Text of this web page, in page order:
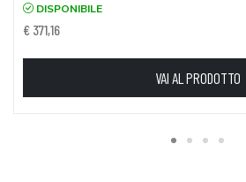
DISPONIBILE
€ 371,16
VAI AL PRODOTTO